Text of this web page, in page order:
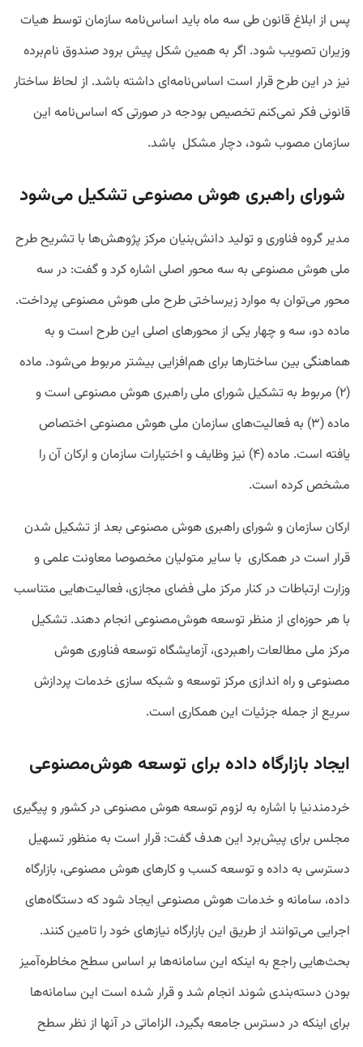
پس از ابلاغ قانون طی سه ماه باید اسا‌س‌نامه سازمان توسط هیات
وزیران تصویب شود. اگر به همین شکل پیش برود صندوق نا‌م‌برده
نیز در این طرح قرار است اساس‌نامه‌ای داشته باشد. از لحاظ ساختار
قانونی فکر نمی‌کنم تخصیص بودجه در صورتی که اساس‌نامه این
سازمان مصوب شود، دچار مشکل باشد.
شورای راهبری هوش مصنوعی تشکیل می‌شود
مدیر گروه فناوری و تولید دانش‌بنیان مرکز پژوهش‌ها با تشریح طرح
ملی هوش مصنوعی به سه محور اصلی اشاره کرد و گفت: در سه
محور می‌توان به موارد زیرساختی طرح ملی هوش مصنوعی پرداخت.
ماده دو، سه و چهار یکی از محورهای اصلی این طرح است و به
هماهنگی بین ساختارها برای هم‌افزایی بیشتر مربوط می‌شود. ماده
(۲) مربوط به تشکیل شورای ملی راهبری هوش مصنوعی است و
ماده (۳) به فعالیت‌های سازمان ملی هوش مصنوعی اختصاص
یافته است. ماده (۴) نیز وظایف و اختیارات سازمان و ارکان آن را
مشخص کرده است.
ارکان سازمان و شورای راهبری هوش مصنوعی بعد از تشکیل شدن
قرار است در همکاری با سایر متولیان مخصوصا معاونت علمی و
وزارت ارتباطات در کنار مرکز ملی فضای مجازی، فعالیت‌هایی متناسب
با هر حوزه‌ای از منظر توسعه هوش‌مصنوعی انجام دهند. تشکیل
مرکز ملی مطالعات راهبردی، آزمایشگاه توسعه فناوری هوش
مصنوعی و راه اندازی مرکز توسعه و شبکه سازی خدمات پردازش
سریع از جمله جزئیات این همکاری است.
ایجاد بازارگاه داده برای توسعه هوش‌مصنوعی
خردمندنیا با اشاره به لزوم توسعه هوش مصنوعی در کشور و پیگیری
مجلس برای پیش‌برد این هدف گفت: قرار است به منظور تسهیل
دسترسی به داده و توسعه کسب و کارهای هوش مصنوعی، بازارگاه
داده، سامانه و خدمات هوش مصنوعی ایجاد شود که دستگاه‌‌های
اجرایی می‌توانند از طریق این بازارگاه نیازهای خود را تامین کنند.
بحث‌هایی راجع به اینکه این سامانه‌‌ها بر اساس سطح مخاطره‌آمیز
بودن دسته‌بندی شوند انجام شد و قرار شده است این سامانه‌ها
برای اینکه در دسترس جامعه بگیرد، الزاماتی در آنها از نظر سطح